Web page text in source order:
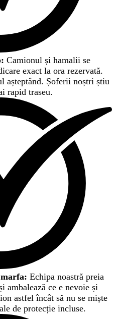
Camionul și hamalii se
exact la ora rezervată.
așteptând. Șoferii noștri știu
rapid traseu.
Echipa noastră preia
ambalează ce e nevoie și
astfel încât să nu se miște
de protecție incluse.